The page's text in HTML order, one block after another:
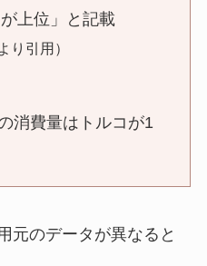
上位」と記載
り引用）
消費量はトルコが1
元のデータが異なると